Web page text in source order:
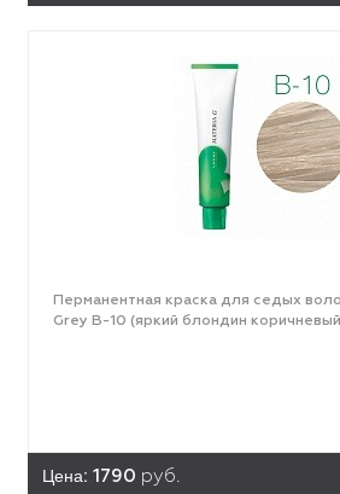
Перманентная краска для седых
Grey B-10 (яркий блондин
Цена: 1790 руб.